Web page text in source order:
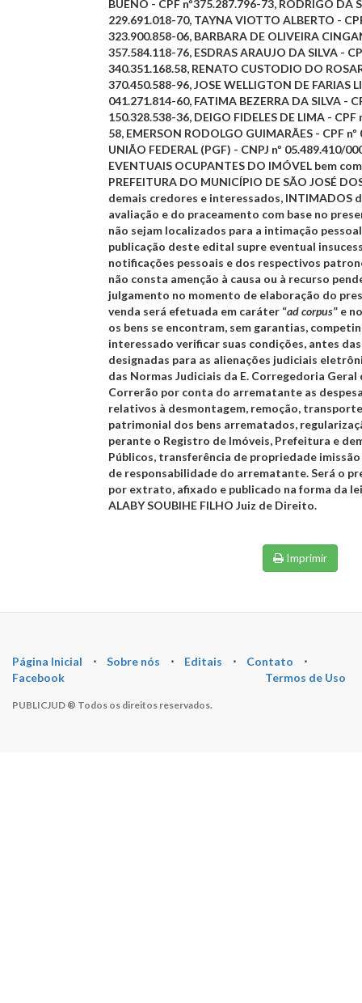
BUENO - CPF nº375.287.796-73, RODRIGO DA
229.691.018-70, TAYNA VIOTTO ALBERTO -
323.900.858-06, BARBARA DE OLIVEIRA
357.584.118-76, ESDRAS ARAUJO DA SILVA -
340.351.168.58, RENATO CUSTODIO DO
370.450.588-96,JOSE WELLIGTON DE FARIAS
041.271.814-60, FATIMA BEZERRA DA SILVA -
150.328.538-36, DEIGO FIDELES DE LIMA - CPF
58, EMERSON RODOLGO GUIMARÃES - CPF
UNIÃO FEDERAL (PGF) - CNPJ nº 05.489.410/
EVENTUAIS OCUPANTES DO IMÓVEL bem
PREFEITURA DO MUNICÍPIO DE SÃO JOSÉ
demais credores e interessados, INTIMADOS
avaliação e do praceamento com base no
não sejam localizados para a intimação
publicação deste edital supre eventual
notificações pessoais e dos respectivos
não consta amenção à causa ou à recurso
julgamento no momento de elaboração do
venda será efetuada em caráter “ad corpus” e
os bens se encontram, sem garantias,
interessado verificar suas condições, antes
designadas para as alienações judiciais
das Normas Judiciais da E. Corregedoria Geral
Correrão por conta do arrematante as
relativos à desmontagem, remoção,
patrimonial dos bens arrematados,
perante o Registro de Imóveis, Prefeitura e
Públicos, transferência de propriedade imissão
de responsabilidade do arrematante. Será o
por extrato, afixado e publicado na forma da
ALABY SOUBIHE FILHO Juiz de Direito.
Imprimir
Página Inicial ⋅ Sobre nós ⋅ Editais ⋅ Contato
⋅
Facebook
Termos de Uso
PUBLICJUD ® Todos os direitos reservados.